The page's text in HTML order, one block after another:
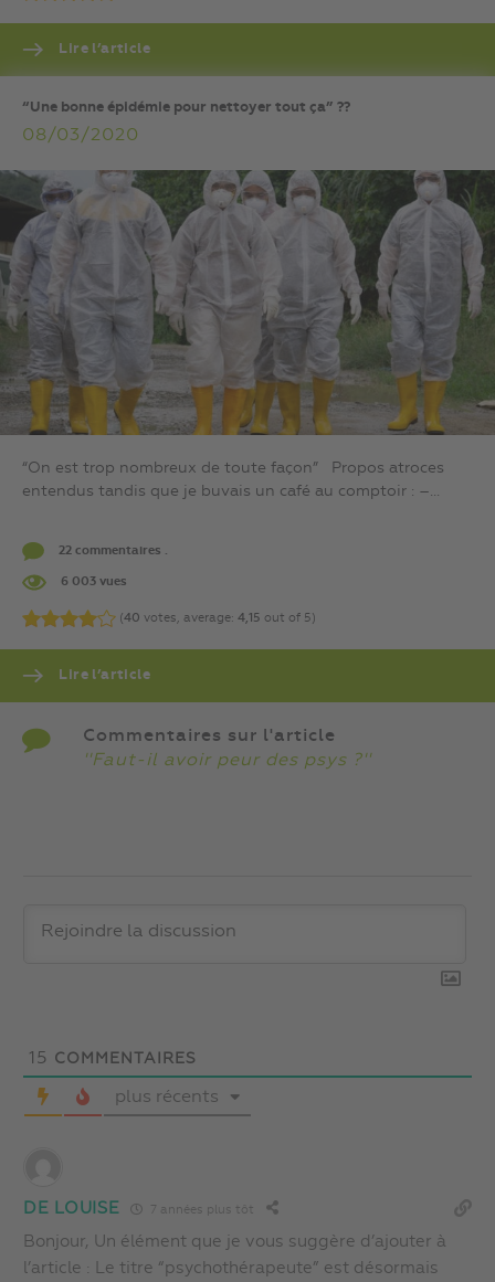
Lire l’article
“Une bonne épidémie pour nettoyer tout ça” ??
08/03/2020
“On est trop nombreux de toute façon” Propos atroces
entendus tandis que je buvais un café au comptoir : –...
22 commentaires .
6 003 vues
(40 votes, average: 4,15 out of 5)
Lire l’article
Commentaires sur l'article
''Faut-il avoir peur des psys ?''
15 COMMENTAIRES
plus récents
DE LOUISE 7 années plus tôt
Bonjour, Un élément que je vous suggère d’ajouter à
l’article : Le titre “psychothérapeute” est désormais